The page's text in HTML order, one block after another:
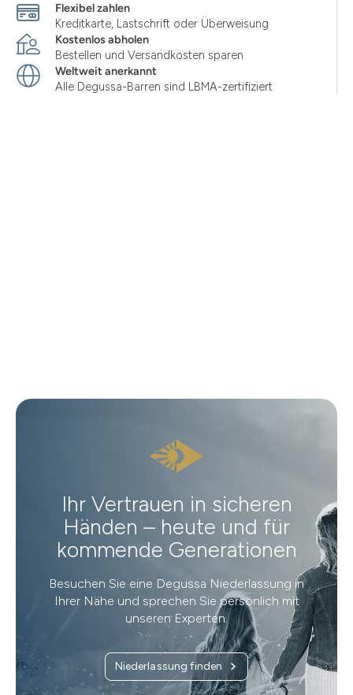
Flexibel zahlen
Kreditkarte, Lastschrift oder Überweisung
Kostenlos abholen
Bestellen und Versandkosten sparen
Weltweit anerkannt
Alle Degussa-Barren sind LBMA-zertifiziert
Ihr Vertrauen in sicheren
Händen – heute und für
kommende Generationen
Besuchen Sie eine Degussa Niederlassung in
Ihrer Nähe und sprechen Sie persönlich mit
unseren Experten.
Niederlassung finden